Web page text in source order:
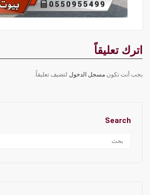
اترك تعليقاً
يجب أنت تكون مسجل الدخول لتضيف تعليقاً.
Search